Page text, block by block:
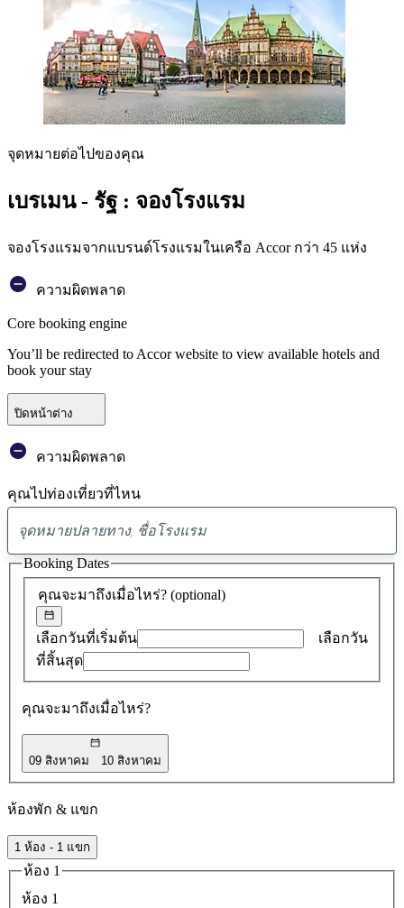
จุดหมายต่อไปของคุณ
เบรเมน - รัฐ : จองโรงแรม
จองโรงแรมจากแบรนด์โรงแรมในเครือ Accor กว่า 45 แห่ง
ความผิดพลาด
Core booking engine
You’ll be redirected to Accor website to view available hotels and
book your stay
ปิดหน้าต่าง
ความผิดพลาด
คุณไปท่องเที่ยวที่ไหน
พบ
ข้อ
เสนอ
0
คุณจะมาถึงเมื่อไหร่? (optional)
เลือกวันที่เริ่มต้น
เลือกวัน
ที่สิ้นสุด
คุณจะมาถึงเมื่อไหร่?
09 สิงหาคม 10 สิงหาคม
Booking Dates
ห้องพัก & แขก
1 ห้อง - 1 แขก
ห้อง 1
ห้อง 1